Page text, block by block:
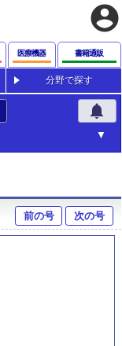
account_circle
医療機器 書籍通販
分野で探す
notifications
前の号 次の号